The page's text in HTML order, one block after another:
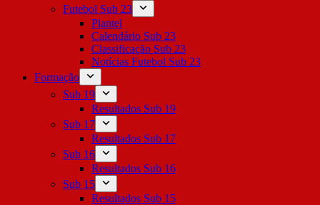
Futebol Sub 23
Plantel
Calendário Sub 23
Classificação Sub 23
Notícias Futebol Sub 23
Formação
Sub 19
Resultados Sub 19
Sub 17
Resultados Sub 17
Sub 16
Resultados Sub 16
Sub 15
Resultados Sub 15